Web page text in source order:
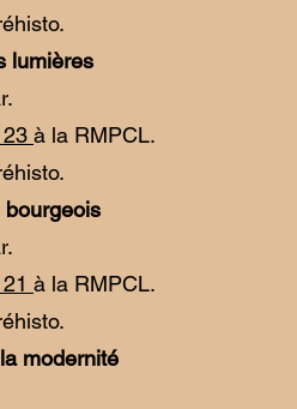
lumières
à la RMPCL.
bourgeois
à la RMPCL.
modernité